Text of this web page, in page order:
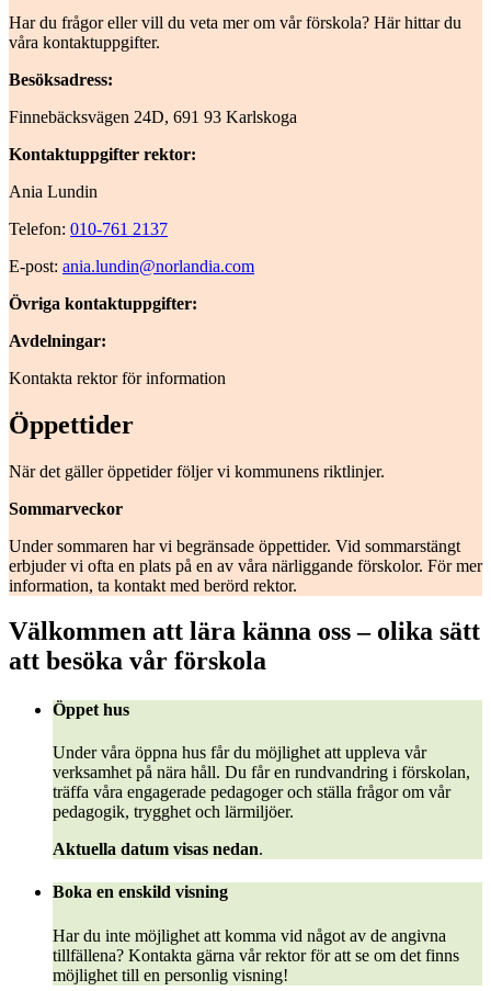
Har du frågor eller vill du veta mer om vår förskola? Här hittar du
våra kontaktuppgifter.
Besöksadress:
Finnebäcksvägen 24D, 691 93 Karlskoga
Kontaktuppgifter rektor:
Ania Lundin
Telefon: 010-761 2137
E-post: ania.lundin@norlandia.com
Övriga kontaktuppgifter:
Avdelningar:
Kontakta rektor för information
Öppettider
När det gäller öppetider följer vi kommunens riktlinjer.
Sommarveckor
Under sommaren har vi begränsade öppettider. Vid sommarstängt
erbjuder vi ofta en plats på en av våra närliggande förskolor. För mer
information, ta kontakt med berörd rektor.
Välkommen att lära känna oss – olika sätt
att besöka vår förskola
Öppet hus
Under våra öppna hus får du möjlighet att uppleva vår
verksamhet på nära håll. Du får en rundvandring i förskolan,
träffa våra engagerade pedagoger och ställa frågor om vår
pedagogik, trygghet och lärmiljöer.
Aktuella datum visas nedan.
Boka en enskild visning
Har du inte möjlighet att komma vid något av de angivna
tillfällena? Kontakta gärna vår rektor för att se om det finns
möjlighet till en personlig visning!